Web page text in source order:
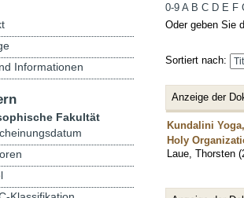
0-9 A B C D E F
Oder geben Sie
Sortiert nach:
Anzeige der
Kundalini
Holy
Laue, Thorsten (
Informationen
Fakultät